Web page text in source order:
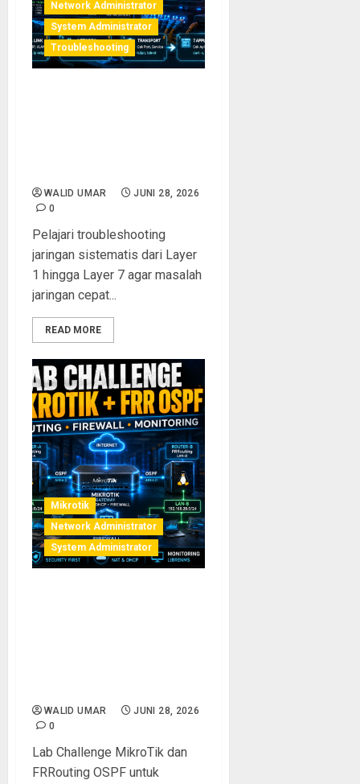
Network Administrator
System Administrator
Troubleshooting
WALID UMAR
JUNI 28, 2026
0
Pelajari troubleshooting
jaringan sistematis dari Layer
1 hingga Layer 7 agar masalah
jaringan cepat...
READ MORE
Mikrotik
Network Administrator
System Administrator
WALID UMAR
JUNI 28, 2026
0
Lab Challenge MikroTik dan
FRRouting OSPF untuk